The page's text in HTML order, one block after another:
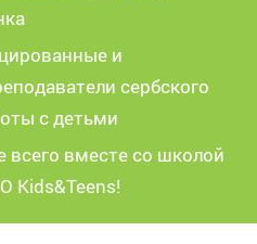
и
сербского
с детьми
всего вместе со школой
Kids&Teens!